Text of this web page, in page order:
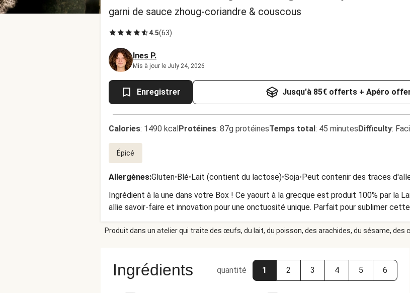
garni de sauce zhoug-coriandre & couscous
4.5(63)
Ines P.
Mis à jour le July 24, 2026
Enregistrer Jusqu'à 85€ offerts + Apéro
Calories: 1490 kcalProtéines: 87g protéinesTemps total: 45 minutesDifficulty:
Épicé
Allergènes:Gluten•Blé•Lait (contient du lactose)•Soja•Peut contenir des traces
Ingrédient à la une dans votre Box ! Ce yaourt à la grecque est produit 100% par la
allie savoir-faire et innovation pour une onctuosité unique. Parfait pour sublimer
Produit dans un atelier qui traite des œufs, du lait, du poisson, des arachides, du sésame, des
Ingrédients quantité 1 2 3 4 5 6